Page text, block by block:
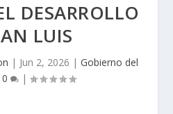
DESARROLLO
LUIS
| Jun 2, 2026 | Gobierno del
0 |